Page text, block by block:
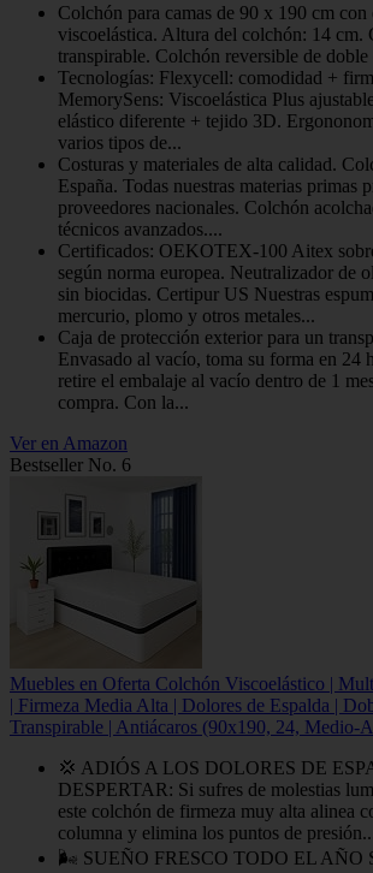
Colchón para camas de 90 x 190 cm con
viscoelástica. Altura del colchón: 14 cm.
transpirable. Colchón reversible de doble
Tecnologías: Flexycell: comodidad +
MemorySens: Viscoelástica Plus
elástico diferente + tejido 3D.
varios tipos de...
Costuras y materiales de alta calidad.
España. Todas nuestras materias primas
proveedores nacionales. Colchón
técnicos avanzados....
Certificados: OEKOTEX-100 Aitex
según norma europea. Neutralizador de
sin biocidas. Certipur US Nuestras
mercurio, plomo y otros metales...
Caja de protección exterior para un
Envasado al vacío, toma su forma en 24
retire el embalaje al vacío dentro de 1
compra. Con la...
Ver en Amazon
Bestseller No. 6
Muebles en Oferta Colchón Viscoelástico |
| Firmeza Media Alta | Dolores de Espalda |
Transpirable | Antiácaros (90x190, 24, Medio-
💢 ADIÓS A LOS DOLORES DE
DESPERTAR: Si sufres de molestias
este colchón de firmeza muy alta alinea
columna y elimina los puntos de
🌬 SUEÑO FRESCO TODO EL AÑO